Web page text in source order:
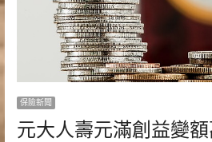
保險新聞
元大人壽元滿創益變